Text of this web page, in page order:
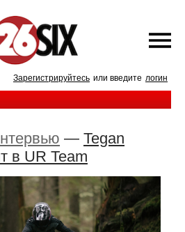
Зарегистрируйтесь или введите логин
— Tegan
в UR Team